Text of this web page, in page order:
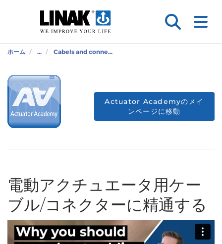
ホーム ... Cabels and conne...
Actuator Academyのメイ
ンページに移動
電動アクチュエータ用ケー
ブル/コネクターに精通する